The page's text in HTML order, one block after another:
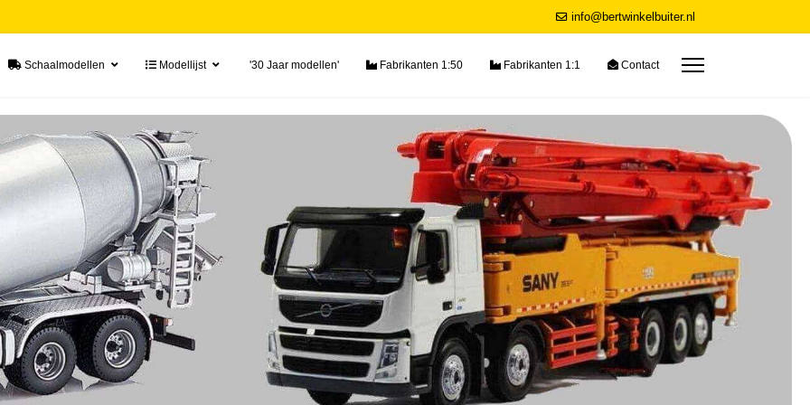
info@bertwinkelbuiter.nl
Schaalmodellen Modellijst '30 Jaar modellen' Fabrikanten 1:50 Fabrikanten 1:1 Contact